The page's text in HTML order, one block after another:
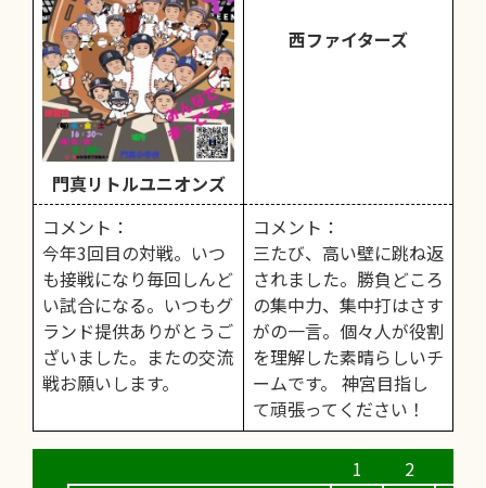
門真リトルユニオンズ
西ファイターズ
コメント：
今年3回目の対戦。いつ
も接戦になり毎回しんど
い試合になる。いつもグ
ランド提供ありがとうご
ざいました。またの交流
戦お願いします。
コメント：
三たび、高い壁に跳ね返
されました。勝負どころ
の集中力、集中打はさす
がの一言。個々人が役割
を理解した素晴らしいチ
ームです。 神宮目指し
て頑張ってください！